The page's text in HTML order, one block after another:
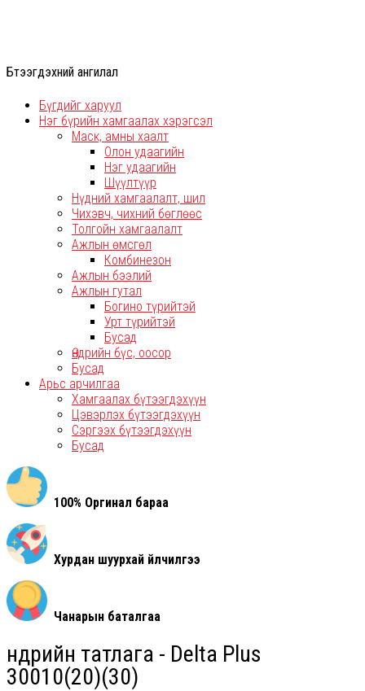
Бүтээгдэхүүний ангилал
Бүгдийг харуул
Нэг бүрийн хамгаалах хэрэгсэл
Маск, амны хаалт
Олон удаагийн
Нэг удаагийн
Шүүлтүүр
Нүдний хамгаалалт, шил
Чихэвч, чихний бөглөөс
Толгойн хамгаалалт
Ажлын өмсгөл
Комбинезон
Ажлын бээлий
Ажлын гутал
Богино түрийтэй
Урт түрийтэй
Бусад
Өндрийн бүс, оосор
Бусад
Арьс арчилгаа
Хамгаалах бүтээгдэхүүн
Цэвэрлэх бүтээгдэхүүн
Сэргээх бүтээгдэхүүн
Бусад
100% Оргинал бараа
Хурдан шуурхай үйлчилгээ
Чанарын баталгаа
Өндрийн татлага - Delta Plus
30010(20)(30)